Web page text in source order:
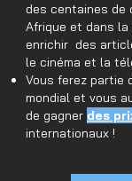
des centaines de
Afrique et dans
enrichir des
le cinéma et la
Vous ferez partie
mondial et vous
de gagner des
internationaux !